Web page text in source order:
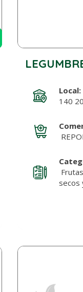
Local:
140
secos